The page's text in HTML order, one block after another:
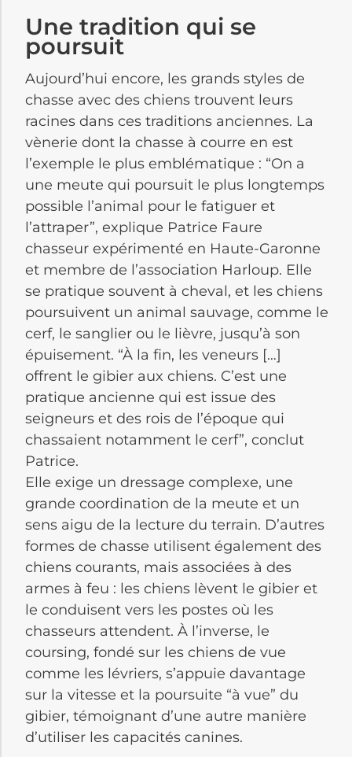
Une tradition qui se
poursuit
Aujourd’hui encore, les grands styles de
chasse avec des chiens trouvent leurs
racines dans ces traditions anciennes. La
vènerie dont la chasse à courre en est
l’exemple le plus emblématique : “On a
une meute qui poursuit le plus longtemps
possible l’animal pour le fatiguer et
l’attraper”, explique Patrice Faure
chasseur expérimenté en Haute-Garonne
et membre de l’association Harloup. Elle
se pratique souvent à cheval, et les chiens
poursuivent un animal sauvage, comme le
cerf, le sanglier ou le lièvre, jusqu’à son
épuisement. “À la fin, les veneurs […]
offrent le gibier aux chiens. C’est une
pratique ancienne qui est issue des
seigneurs et des rois de l’époque qui
chassaient notamment le cerf”, conclut
Patrice.
Elle exige un dressage complexe, une
grande coordination de la meute et un
sens aigu de la lecture du terrain. D’autres
formes de chasse utilisent également des
chiens courants, mais associées à des
armes à feu : les chiens lèvent le gibier et
le conduisent vers les postes où les
chasseurs attendent. À l’inverse, le
coursing, fondé sur les chiens de vue
comme les lévriers, s’appuie davantage
sur la vitesse et la poursuite “à vue” du
gibier, témoignant d’une autre manière
d’utiliser les capacités canines.